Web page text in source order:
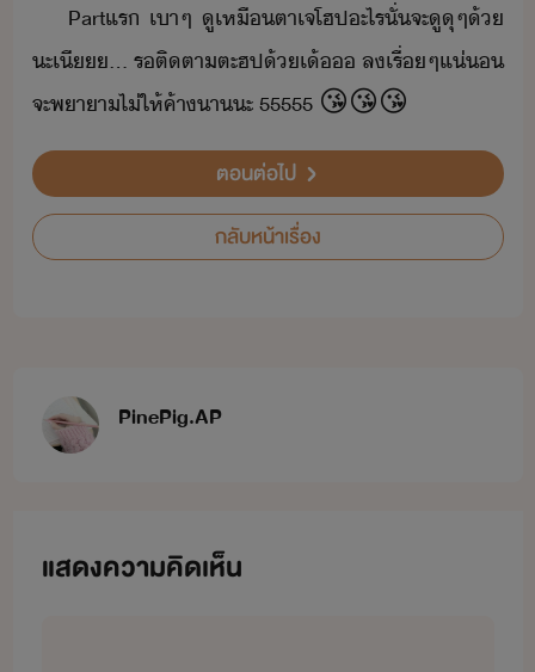
Part​แร​ ​เา​ๆ​ ​ูเหื​ตา​เจ​โฮป​ะไร​ั่​จะ​ูุ​ๆ​้​
ะ​เี​.​..​ ​รติ​ตา​ตะฮ​ป​้​เ้​​ ​ล​เรื่ๆ​แ่​
​จะ​พาา​ไ่​ให้​ค้า​า​ะ​ ​55555​ ​😘😘😘
ตอนต่อไป
กลับหน้าเรื่อง
PinePig.AP
แสดงความคิดเห็น